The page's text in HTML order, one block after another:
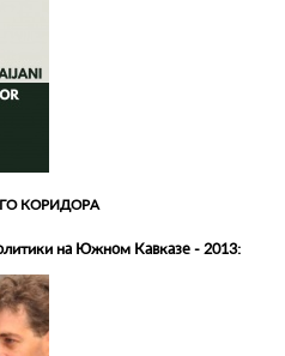
КОРИДОРА
на Южном Кавказе - 2013: